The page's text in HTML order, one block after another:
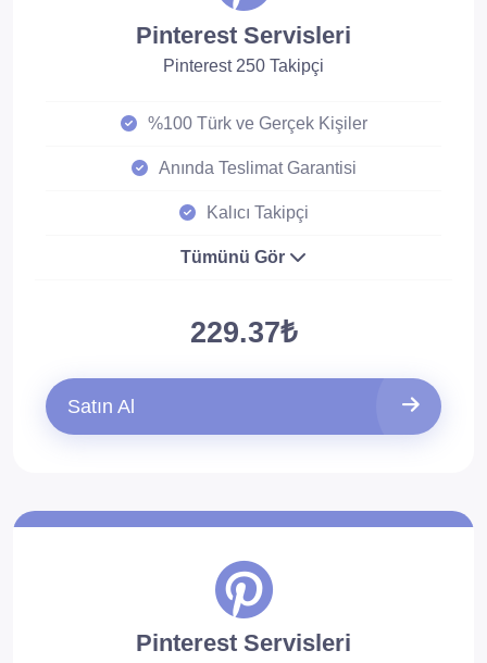
Pinterest Servisleri
Pinterest 250 Takipçi
%100 Türk ve Gerçek Kişiler
Anında Teslimat Garantisi
Kalıcı Takipçi
Tümünü Gör
229.37₺
Satın Al
Pinterest Servisleri